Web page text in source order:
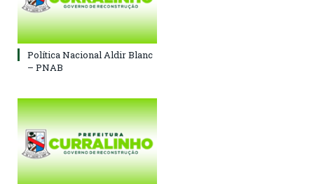
Política Nacional Aldir Blanc
– PNAB